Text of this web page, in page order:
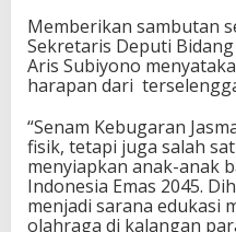
Memberikan sambutan
Sekretaris Deputi
Aris Subiyono
harapan dari
“Senam Kebugaran
fisik, tetapi juga salah
menyiapkan anak-anak
Indonesia Emas 2045.
menjadi sarana edukasi
olahraga di kalangan